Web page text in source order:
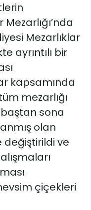
Mezarlıklar
ayrıntılı bir
kapsamında
mezarlığı
sona
olan
değiştirildi ve
çiçekleri